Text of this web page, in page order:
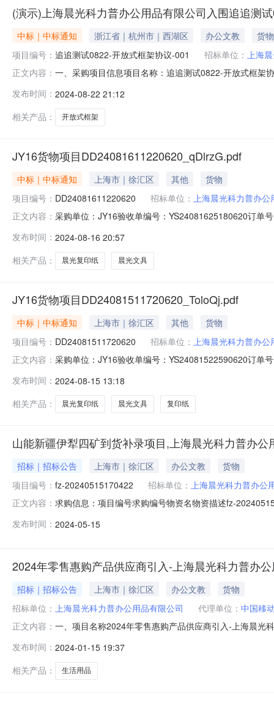
(演示)上海晨光科力普办公用品有限公司入围追追测
中标｜中标通知 浙江省｜杭州市｜西湖区 办公文教
货物
项目编号： 追追测试0822-开放式框架协议-001 招标单位： 上海
正文内容： 一、采购项目信息项目名称：追追测试0822-开放式框架
应商地址：浙江省杭州市西湖区中大银座100号供应商
发布时间： 2024-08-22 21:12
相关产品：
开放式框架
JY16货物项目DD24081611220620_qDlrzG.pdf
中标｜中标通知 上海市｜徐汇区 其他
货物
项目编号： DD24081611220620 招标单位： 上海晨光科力普办
正文内容： 采购单位：JY16验收单编号：YS24081625180620订单
YS24081625180620采购单位：JY16，供货单位：上海
发布时间： 2024-08-16 20:57
相关产品：
晨光复印纸 晨光文具
JY16货物项目DD24081511720620_ToloQj.pdf
中标｜中标通知 上海市｜徐汇区 其他
货物
项目编号： DD24081511720620 招标单位： 上海晨光科力普办
正文内容： 采购单位：JY16验收单编号：YS24081522590620订单
YS24081522590620采购单位：JY16，供货单位：上海
发布时间： 2024-08-15 13:18
相关产品：
晨光复印纸 晨光文具 复印纸
山能新疆伊犁四矿到货补录项目,上海晨光科力普办公
招标｜招标公告 上海市｜徐汇区 办公文教
货物
项目编号： fz-20240515170422 招标单位： 上海晨光科力普办公
正文内容： 求购信息：项目编号求购编号物资名物资描述fz-
发布时间： 2024-05-15
2024年零售惠购产品供应商引入-上海晨光科力普办
招标｜招标公告 上海市｜徐汇区 办公文教
货物
招标单位： 上海晨光科力普办公用品有限公司 代理单位： 中国移
正文内容： 一、项目名称2024年零售惠购产品供应商引入-上海晨光
反馈。联系人：沈洁联系电话：15967122788邮箱：
发布时间： 2024-01-15 19:37
相关产品：
生活用品